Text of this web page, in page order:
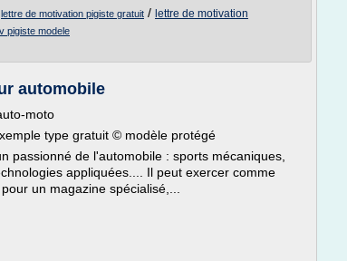
lettre de motivation pigiste gratuit / lettre de motivation
pigiste modele
automobile
moto
type gratuit © modèle protégé
passionné de l'automobile : sports mécaniques,
appliquées.... Il peut exercer comme
un magazine spécialisé,...